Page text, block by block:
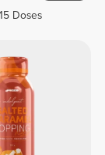
Doses